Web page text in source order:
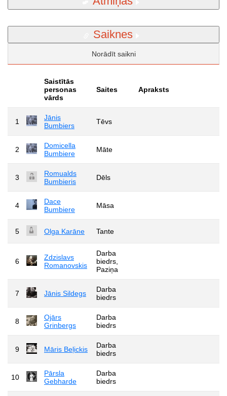
Saiknes
Norādīt saikni
Saistītās
personas
vārds
Saites Apraksts
1
Jānis
Bumbiers
Tēvs
2
Domicella
Bumbiere
Māte
3
Romualds
Bumbieris
Dēls
4
Dace
Bumbiere
Māsa
5 Olga Karāne Tante
6
Zdzislavs
Romanovskis
Darba
biedrs,
Paziņa
7 Jānis Sildegs
Darba
biedrs
8
Ojārs
Grinbergs
Darba
biedrs
9 Māris Beļickis
Darba
biedrs
10
Pārsla
Gebharde
Darba
biedrs